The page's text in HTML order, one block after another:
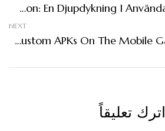
Framtiden För Mobilspel Och Appinstallation: En Djupdykning I Användarcentrerad Design
NEXT
The Growing Influence Of Custom APKs On The Mobile Gaming Ecosystem
اترك تعليقاً